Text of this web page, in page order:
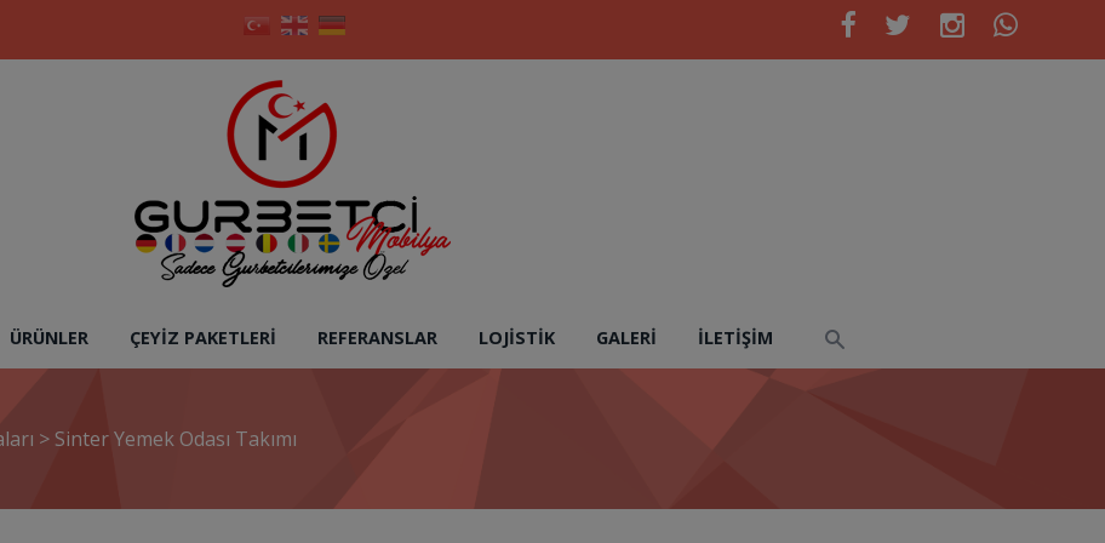
ÜRÜNLER ÇEYIZ PAKETLERI REFERANSLAR LOJISTIK GALERI İLETIŞIM
> Sinter Yemek Odası Takımı